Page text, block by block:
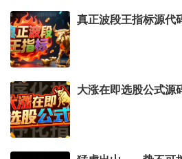
真正波段王指标源代
大涨在即选股公式源